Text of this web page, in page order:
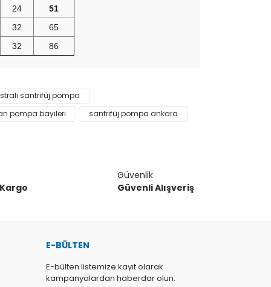
24
51
32
65
32 86
tarafımıza iletebilirsiniz.
santrifüj pompa
pompa bayileri
santrifüj pompa ankara
Güvenlik
Güvenli Alışveriş
E-BÜLTEN
E-bülten listemize kayıt olarak
kampanyalardan haberdar olun.